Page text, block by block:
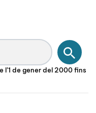
de gener del 2000 fins